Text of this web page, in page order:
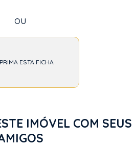
ou
ESTA FICHA
IMÓVEL COM SEUS